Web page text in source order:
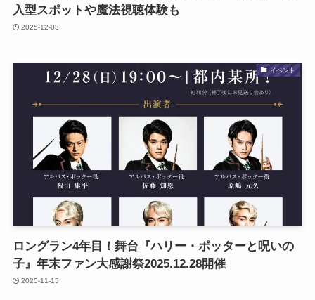
入型スポットや魔法視聴体験も
2025-12-03
イベント
ロングラン4年目！舞台『ハリー・ポッターと呪いの
子』年末ファン大感謝祭2025.12.28開催
2025-11-15